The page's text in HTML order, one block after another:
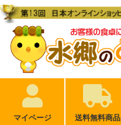
マイページ 送料無料商品